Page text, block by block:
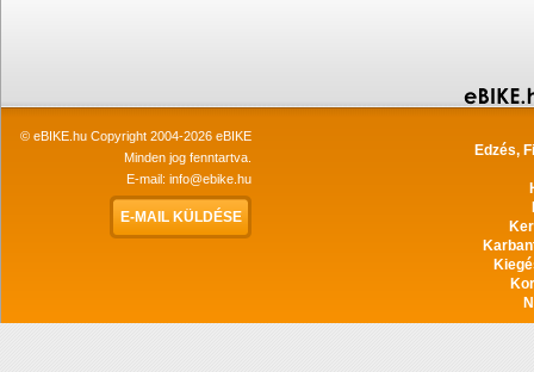
© eBIKE.hu Copyright 2004-2026 eBIKE
Minden jog fenntartva.
E-mail: info@ebike.hu
E-MAIL KÜLDÉSE
Edzés,